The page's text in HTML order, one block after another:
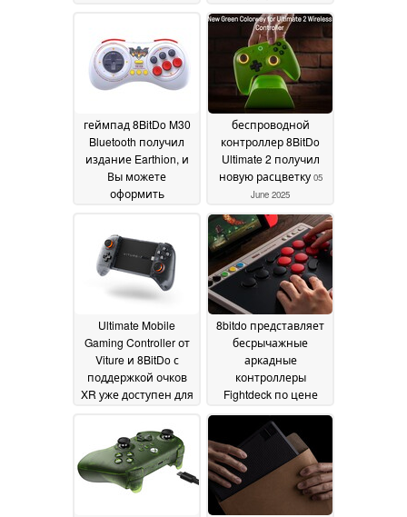
27
June 2025
геймпад 8BitDo M30
Bluetooth получил
издание Earthion, и
Вы можете
оформить
сейчас 14 June 2025
беспроводной
контроллер 8BitDo
Ultimate 2 получил
новую расцветку 05
June 2025
Ultimate Mobile
Gaming Controller от
Viture и 8BitDo с
поддержкой очков
XR уже доступен для
2025
8bitdo представляет
бесрычажные
аркадные
контроллеры
Fightdeck по цене
17 May 2025